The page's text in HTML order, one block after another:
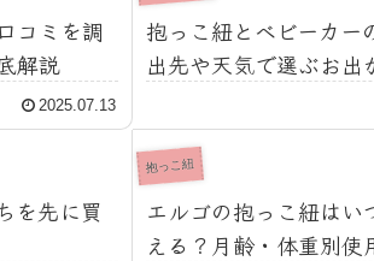
コミを調
解説
2025.07.13
抱っこ紐とベビーカー
出先や天気で選ぶお出
を先に買
抱っこ紐
エルゴの抱っこ紐はい
える？月齢・体重別使